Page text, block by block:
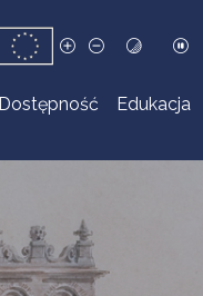
Dostępność Edukacja